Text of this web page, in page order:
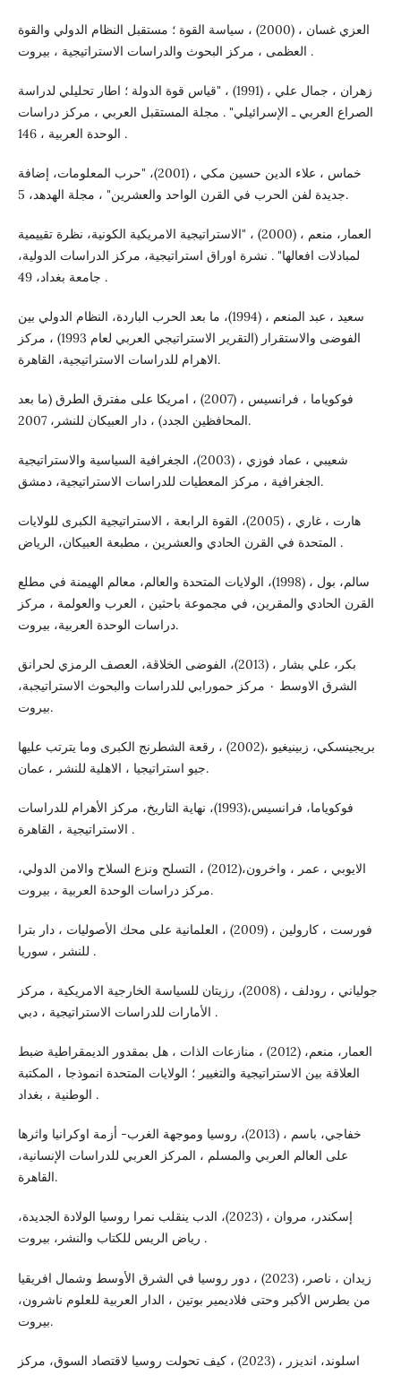
العزي غسان ، (2000) ، سياسة القوة ؛ مستقبل النظام الدولي والقوة
العظمى ، مركز البحوث والدراسات الاستراتيجية ، بيروت .
زهران ، جمال علي ، (1991) ، "قياس قوة الدولة ؛ اطار تحليلي لدراسة
الصراع العربي ـ الإسرائيلي" . مجلة المستقبل العربي ، مركز دراسات
الوحدة العربية ، 146 .
خماس ، علاء الدين حسين مكي ، (2001)، "حرب المعلومات، إضافة
جديدة لفن الحرب في القرن الواحد والعشرين" ، مجلة الهدهد، 5.
العمار، منعم ، (2000) ، "الاستراتيجية الامريكية الكونية، نظرة تقييمية
لمبادلات افعالها" . نشرة اوراق استراتيجية، مركز الدراسات الدولية،
جامعة بغداد، 49 .
سعيد ، عبد المنعم ، (1994)، ما بعد الحرب الباردة، النظام الدولي بين
الفوضى والاستقرار (التقرير الاستراتيجي العربي لعام 1993) ، مركز
الاهرام للدراسات الاستراتيجية، القاهرة.
فوكوياما ، فرانسيس ، (2007) ، امريكا على مفترق الطرق (ما بعد
المحافظين الجدد) ، دار العبيكان للنشر، 2007.
شعيبي ، عماد فوزي ، (2003)، الجغرافية السياسية والاستراتيجية
الجغرافية ، مركز المعطيات للدراسات الاستراتيجية، دمشق.
هارت ، غاري ، (2005)، القوة الرابعة ، الاستراتيجية الكبرى للولايات
المتحدة في القرن الحادي والعشرين ، مطبعة العبيكان، الرياض .
سالم، بول ، (1998)، الولايات المتحدة والعالم، معالم الهيمنة في مطلع
القرن الحادي والمقرين، في مجموعة باحثين ، العرب والعولمة ، مركز
دراسات الوحدة العربية، بيروت.
بكر، علي بشار ، (2013)، الفوضى الخلاقة، العصف الرمزي لحرانق
الشرق الاوسط ٠ مركز حمورابي للدراسات والبحوث الاستراتيجبة،
بيروت.
بريجينسكي، زبينيغيو ،(2002) ، رقعة الشطرنج الكبرى وما يترتب عليها
جيو استراتيجيا ، الاهلية للنشر ، عمان.
فوكوياما، فرانسيس،(1993)، نهاية التاريخ، مركز الأهرام للدراسات
الاستراتيجية ، القاهرة .
الايوبي ، عمر ، واخرون،(2012) ، التسلح ونزع السلاح والامن الدولي،
مركز دراسات الوحدة العربية ، بيروت.
فورست ، كارولين ، (2009) ، العلمانية على محك الأصوليات ، دار بترا
للنشر ، سوريا .
جولياني ، رودلف ، (2008)، رزيتان للسياسة الخارجية الامريكية ، مركز
الأمارات للدراسات الاستراتيجية ، دبي .
العمار، منعم، (2012) ، منازعات الذات ، هل بمقدور الديمقراطية ضبط
العلاقة بين الاستراتيجية والتغيير ؛ الولايات المتحدة انموذجا ، المكتبة
الوطنية ، بغداد .
خفاجي، باسم ، (2013)، روسيا وموجهة الغرب- أزمة اوكرانيا واثرها
على العالم العربي والمسلم ، المركز العربي للدراسات الإنسانية،
القاهرة.
إسكندر، مروان ، (2023)، الدب ينقلب نمرا روسيا الولادة الجديدة،
رياض الريس للكتاب والنشر، بيروت .
زيدان ، ناصر، (2023) ، دور روسيا في الشرق الأوسط وشمال افريقيا
من بطرس الأكبر وحتى فلاديمير بوتين ، الدار العربية للعلوم ناشرون،
بيروت.
اسلوند، انديزر ، (2023) ، كيف تحولت روسيا لاقتصاد السوق، مركز